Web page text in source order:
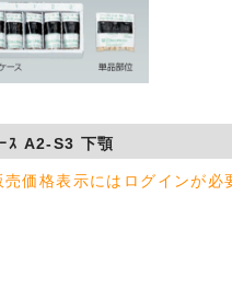
ｽ A2-S3 下顎
売価格表示にはログインが必